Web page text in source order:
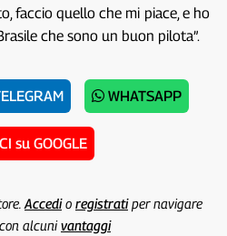
faccio quello che mi piace, e ho
che sono un buon pilota”.
WHATSAPP
su GOOGLE
Accedio registratiper navigare
alcunivantaggi